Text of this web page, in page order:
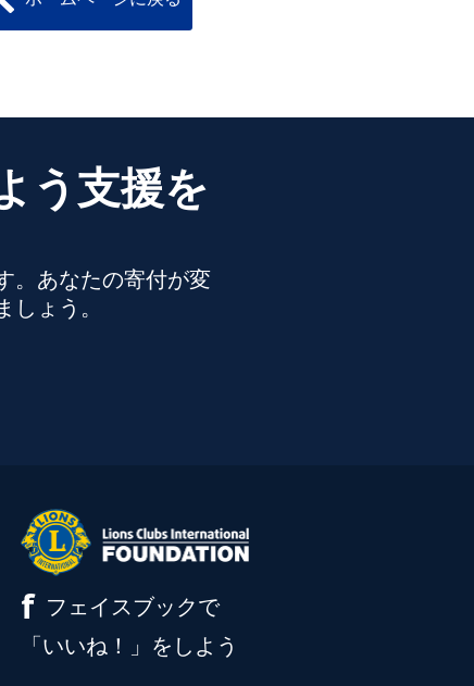
う支援を
。あなたの寄付が変
ょう。
f フェイスブックで
「いいね！」をしよう